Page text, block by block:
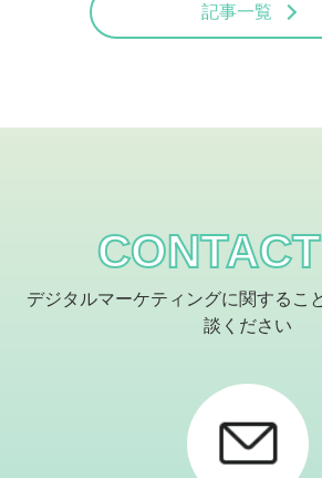
記事一覧
デジタルマーケティングに関するこ
談ください